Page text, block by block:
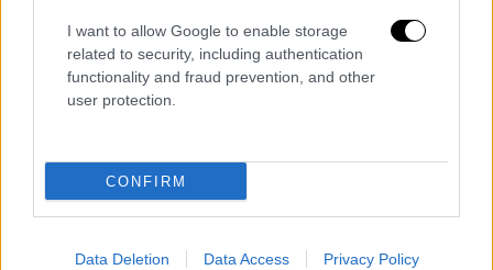
I want to allow Google to enable storage
related to security, including authentication
functionality and fraud prevention, and other
user protection.
CONFIRM
Data Deletion Data Access Privacy Policy
Τα σχολιά σας δημοσιεύονται άμεσα με δική σας ευθύνη. Το
ΕΘΝΟΣ θα παρεμβαίνει και τα προσβλητικά σχόλια θα